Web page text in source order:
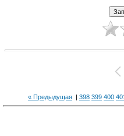
« Предыдущая | 398 399 400